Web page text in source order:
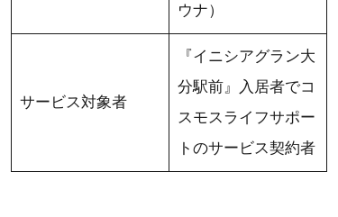
ウナ）
サービス対象者
『イニシアグラン大
分駅前』入居者でコ
スモスライフサポー
トのサービス契約者